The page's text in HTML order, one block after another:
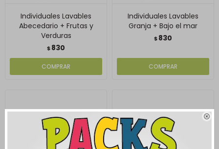

Individuales Lavables
Abecedario + Frutas y
Verduras
$830
Individuales Lavables
Granja + Bajo el mar
$830